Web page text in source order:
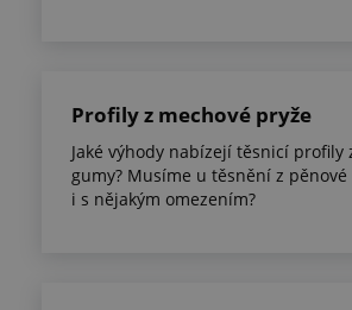
Profily z mechové pryže
Jaké výhody nabízejí těsnicí profily
gumy? Musíme u těsnění z
i s nějakým omezením?